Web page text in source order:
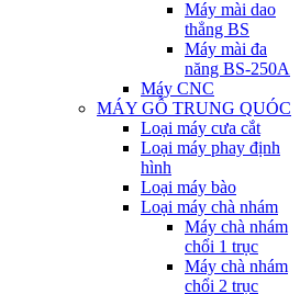
Máy mài dao
thẳng BS
Máy mài đa
năng BS-250A
Máy CNC
MÁY GỖ TRUNG QUÓC
Loại máy cưa cắt
Loại máy phay định
hình
Loại máy bào
Loại máy chà nhám
Máy chà nhám
chổi 1 trục
Máy chà nhám
chổi 2 trục